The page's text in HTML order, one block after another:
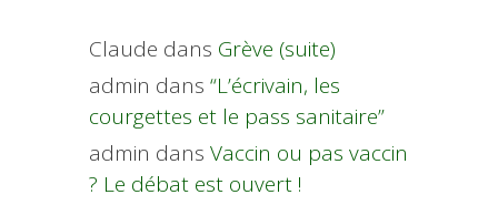
Claude dans Grève (suite)
admin dans “L’écrivain, les
courgettes et le pass sanitaire”
admin dans Vaccin ou pas vaccin
? Le débat est ouvert !